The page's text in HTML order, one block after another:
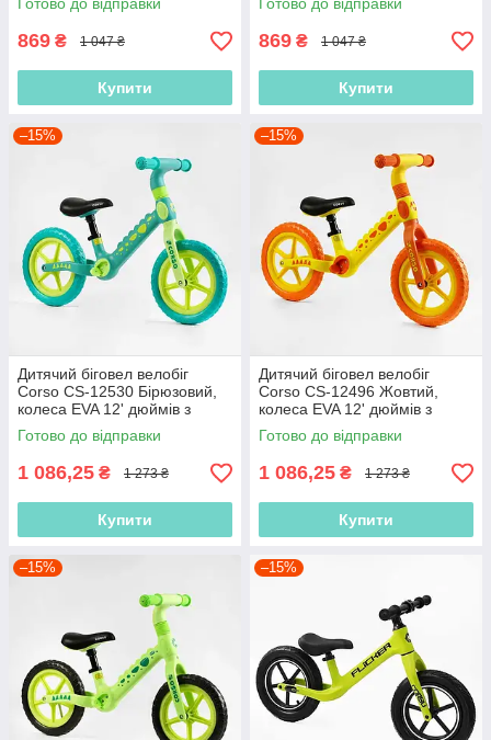
підставка для ніжок, велобіг
Готово до відправки
869 ₴ 1 047 ₴
Купити
для ніжок, велобіг
Готово до відправки
869 ₴ 1 047 ₴
Купити
–15%
Дитячий біговел велобіг
Corso CS-12530 Бірюзовий,
колеса EVA 12' дюймів з
нейлоновою рамою та
вилкою
Готово до відправки
1 086,25 ₴ 1 273 ₴
Купити
–15%
Дитячий біговел велобіг
Corso CS-12496 Жовтий,
колеса EVA 12' дюймів з
нейлоновою рамою та
вилкою
Готово до відправки
1 086,25 ₴ 1 273 ₴
Купити
–15% –15%